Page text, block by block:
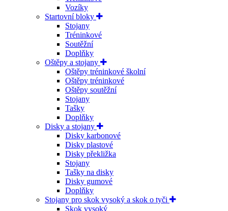
Vozíky
Startovní bloky
Stojany
Tréninkové
Soutěžní
Doplňky
Oštěpy a stojany
Oštěpy tréninkové školní
Oštěpy tréninkové
Oštěpy soutěžní
Stojany
Tašky
Doplňky
Disky a stojany
Disky karbonové
Disky plastové
Disky překližka
Stojany
Tašky na disky
Disky gumové
Doplňky
Stojany pro skok vysoký a skok o tyči
Skok vysoký